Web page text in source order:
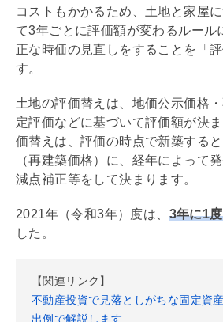
コストもかかるため、土地と家屋
て3年ごとに評価額が変わるルール
正な時価の見直しをすることを「
す。
土地の評価替えは、 地価公示価格
定評価などに基づいて評価額が決
価替えは、評価の時点で新築する
（再建築価格）に、経年によって
減点補正等をして決まります。
2021年（令和3年）度は、 3年に1
した。
【関連リンク】
不動産投資で見落としがちな固定資
出例で解説します